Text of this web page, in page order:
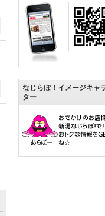
なじらぼ！イメージキャ
ター